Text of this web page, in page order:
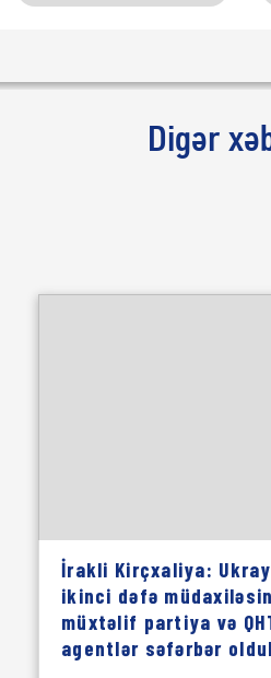
Digər
İrakli Kirçxaliya:
ikinci dəfə
müxtəlif partiya və
agentlər səfərbər